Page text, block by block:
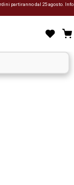
partiranno dal 25 agosto. Info: